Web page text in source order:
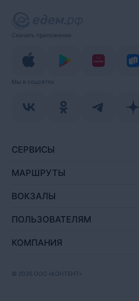
Скачать приложение
Мы в соцсетях
© 2026 ООО «КОНТЕНТ»
СЕРВИСЫ
МАРШРУТЫ
ВОКЗАЛЫ
ПОЛЬЗОВАТЕЛЯМ
КОМПАНИЯ